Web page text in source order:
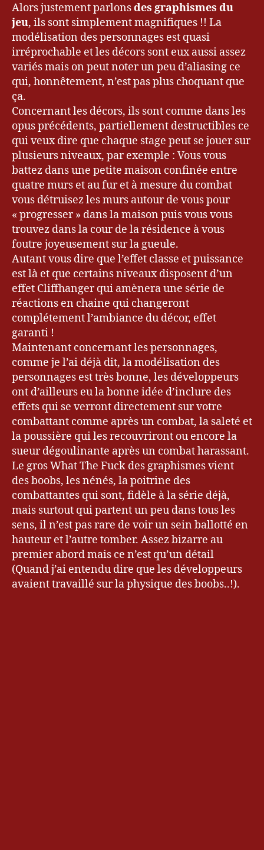
Alors justement parlonsdes graphismes du
jeu, ils sont simplement magnifiques !! La
modélisation des personnages est quasi
irréprochable et les décors sont eux aussi assez
variés mais on peut noter un peu d’aliasing ce
qui, honnêtement, n’est pas plus choquant que
ça.
Concernant les décors, ils sont comme dans les
opus précédents, partiellement destructibles ce
qui veux dire que chaque stage peut se jouer sur
plusieurs niveaux, par exemple : Vous vous
battez dans une petite maison confinée entre
quatre murs et au fur et à mesure du combat
vous détruisez les murs autour de vous pour
« progresser » dans la maison puis vous vous
trouvez dans la cour de la résidence à vous
foutre joyeusement sur la gueule.
Autant vous dire que l’effet classe et puissance
est là et que certains niveaux disposent d’un
effet Cliffhanger qui amènera une série de
réactions en chaine qui changeront
complétement l’ambiance du décor, effet
garanti !
Maintenant concernant les personnages,
comme je l’ai déjà dit, la modélisation des
personnages est très bonne, les développeurs
ont d’ailleurs eu la bonne idée d’inclure des
effets qui se verront directement sur votre
combattant comme après un combat, la saleté et
la poussière qui les recouvriront ou encore la
sueur dégoulinante après un combat harassant.
Le gros What The Fuck des graphismes vient
des boobs, les nénés, la poitrine des
combattantes qui sont, fidèle à la série déjà,
mais surtout qui partent un peu dans tous les
sens, il n’est pas rare de voir un sein ballotté en
hauteur et l’autre tomber. Assez bizarre au
premier abord mais ce n’est qu’un détail
(Quand j’ai entendu dire que les développeurs
avaient travaillé sur la physique des boobs..!).